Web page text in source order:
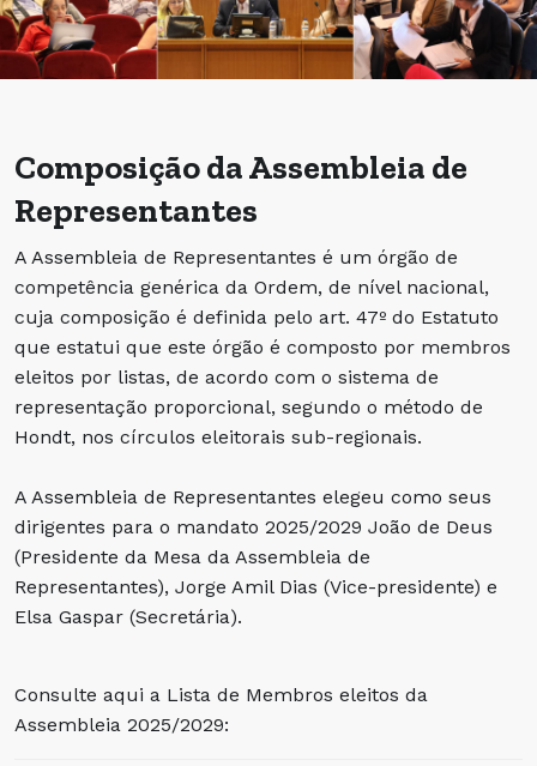
Composição da Assembleia de
Representantes
A Assembleia de Representantes é um órgão de
competência genérica da Ordem, de nível nacional,
cuja composição é definida pelo art. 47º do Estatuto
que estatui que este órgão é composto por membros
eleitos por listas, de acordo com o sistema de
representação proporcional, segundo o método de
Hondt, nos círculos eleitorais sub-regionais.
A Assembleia de Representantes elegeu como seus
dirigentes para o mandato 2025/2029 João de Deus
(Presidente da Mesa da Assembleia de
Representantes), Jorge Amil Dias (Vice-presidente) e
Elsa Gaspar (Secretária).
Consulte aqui a Lista de Membros eleitos da
Assembleia 2025/2029: